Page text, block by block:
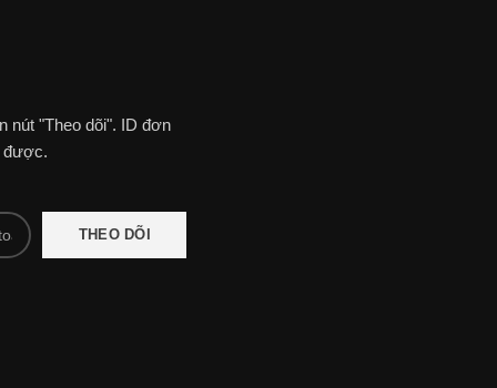
nút "Theo dõi". ID đơn
được.
THEO DÕI